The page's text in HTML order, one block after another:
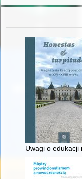
Uwagi o edukacji